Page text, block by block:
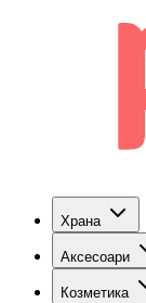
Храна
Аксесоари
Козметика